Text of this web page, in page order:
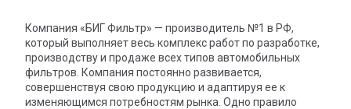
Компания «БИГ Фильтр» — производитель №1 в РФ,
который выполняет весь комплекс работ по разработке,
производству и продаже всех типов автомобильных
фильтров. Компания постоянно развивается,
совершенствуя свою продукцию и адаптируя ее к
изменяющимся потребностям рынка. Одно правило